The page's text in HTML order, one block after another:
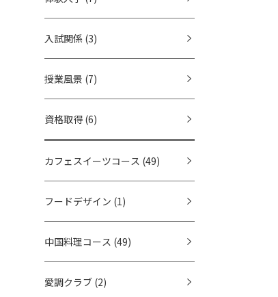
入試関係 (3)
授業風景 (7)
資格取得 (6)
カフェスイーツコース (49)
フードデザイン (1)
中国料理コース (49)
愛調クラブ (2)